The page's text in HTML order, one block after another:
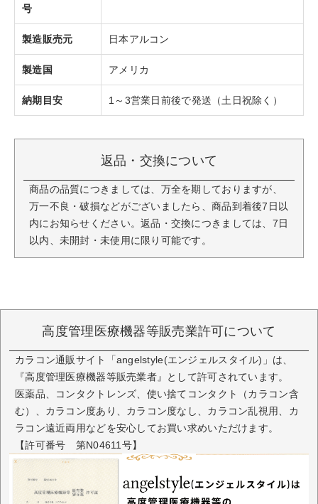
号
製造販売元 日本アルコン
製造国 アメリカ
納期目安 1～3営業日前後で発送（土日祝除く）
返品・交換について
商品の品質につきましては、万全を期しておりますが、
万一不良・破損などがございましたら、商品到着後7日以
内にお知らせください。返品・交換につきましては、7日
以内、未開封・未使用に限り可能です。
高度管理医療機器等販売業許可について
カラコン通販サイト「angelstyle(エンジェルスタイル)」は、
『高度管理医療機器等販売業者』として許可されています。
医薬品、コンタクトレンズ、使い捨てコンタクト（カラコン含
む）、カラコン度あり、カラコン度なし、カラコン乱視用、カ
ラコン遠近両用などを安心してお買い求めいただけます。
【許可番号 第N04611号】